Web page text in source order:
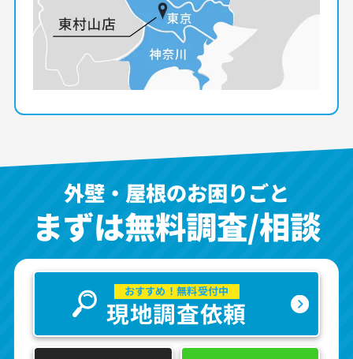
外壁・屋根のお困りごと
まずは無料調査/相談
おすすめ！無料受付中
現地調査依頼